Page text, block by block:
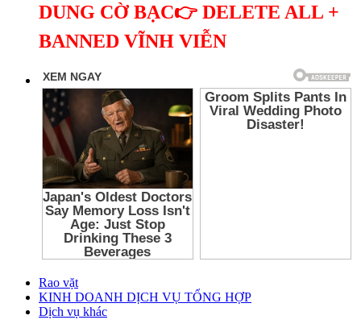
DUNG CỜ BẠC👉 DELETE ALL +
BANNED VĨNH VIỄN
Rao vặt
KINH DOANH DỊCH VỤ TỔNG HỢP
Dịch vụ khác